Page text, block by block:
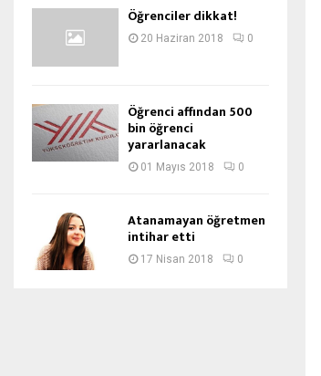
Öğrenciler dikkat!
20 Haziran 2018 0
Öğrenci affından 500
bin öğrenci
yararlanacak
01 Mayıs 2018 0
Atanamayan öğretmen
intihar etti
17 Nisan 2018 0